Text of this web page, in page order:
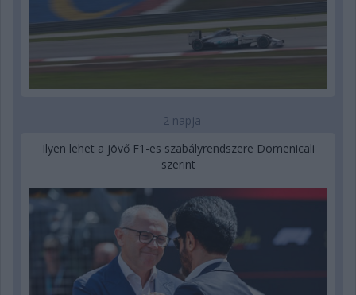
2 napja
Ilyen lehet a jövő F1-es szabályrendszere Domenicali
szerint